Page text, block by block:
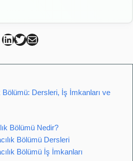
Can Kütahya Linkedin
Can Kütahya Twitter
Can Kütahya Mail
Bölümü: Dersleri, İş İmkanları ve
Bölümü Nedir?
Bölümü Dersleri
Bölümü İş İmkanları